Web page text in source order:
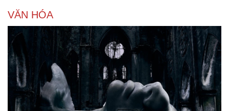
VĂN HÓA